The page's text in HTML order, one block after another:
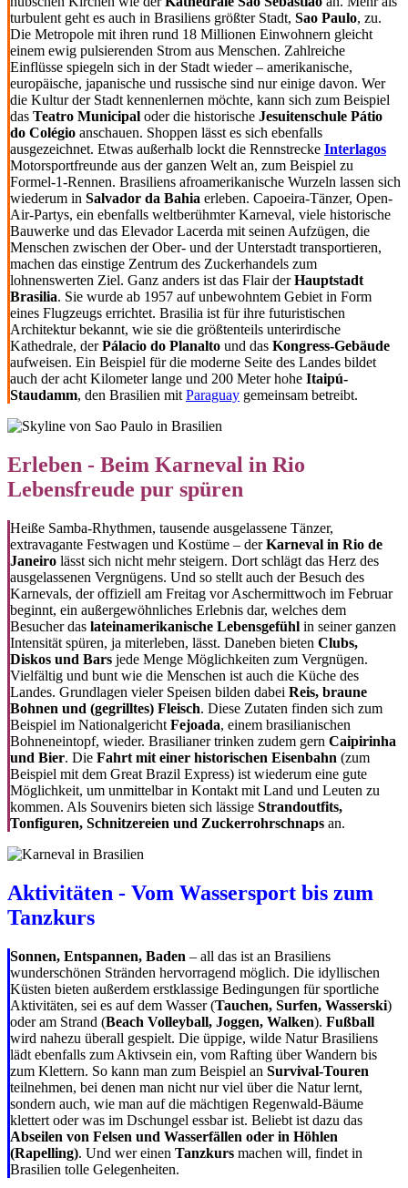
turbulent geht es auch in Brasiliens größter Stadt, Sao Paulo, zu.
Die Metropole mit ihren rund 18 Millionen Einwohnern gleicht
einem ewig pulsierenden Strom aus Menschen. Zahlreiche
Einflüsse spiegeln sich in der Stadt wieder – amerikanische,
europäische, japanische und russische sind nur einige davon. Wer
die Kultur der Stadt kennenlernen möchte, kann sich zum Beispiel
das Teatro Municipal oder die historische Jesuitenschule Pátio
do Colégio anschauen. Shoppen lässt es sich ebenfalls
ausgezeichnet. Etwas außerhalb lockt die Rennstrecke Interlagos
Motorsportfreunde aus der ganzen Welt an, zum Beispiel zu
Formel-1-Rennen. Brasiliens afroamerikanische Wurzeln lassen sich
wiederum in Salvador da Bahia erleben. Capoeira-Tänzer, Open-
Air-Partys, ein ebenfalls weltberühmter Karneval, viele historische
Bauwerke und das Elevador Lacerda mit seinen Aufzügen, die
Menschen zwischen der Ober- und der Unterstadt transportieren,
machen das einstige Zentrum des Zuckerhandels zum
lohnenswerten Ziel. Ganz anders ist das Flair derHauptstadt
Brasilia. Sie wurde ab 1957 auf unbewohntem Gebiet in Form
eines Flugzeugs errichtet. Brasilia ist für ihre futuristischen
Architektur bekannt, wie sie die größtenteils unterirdische
Kathedrale, derPálacio do Planalto und das Kongress-Gebäude
aufweisen. Ein Beispiel für die moderne Seite des Landes bildet
auch der acht Kilometer lange und 200 Meter hohe Itaipú-
Staudamm, den Brasilien mit Paraguay gemeinsam betreibt.
Erleben - Beim Karneval in Rio
Lebensfreude pur spüren
Heiße Samba-Rhythmen, tausende ausgelassene Tänzer,
extravagante Festwagen und Kostüme – derKarneval in Rio de
Janeiro lässt sich nicht mehr steigern. Dort schlägt das Herz des
ausgelassenen Vergnügens. Und so stellt auch der Besuch des
Karnevals, der offiziell am Freitag vor Aschermittwoch im Februar
beginnt, ein außergewöhnliches Erlebnis dar, welches dem
Besucher das lateinamerikanische Lebensgefühl in seiner ganzen
Intensität spüren, ja miterleben, lässt. Daneben bieten Clubs,
Diskos und Bars jede Menge Möglichkeiten zum Vergnügen.
Vielfältig und bunt wie die Menschen ist auch die Küche des
Landes. Grundlagen vieler Speisen bilden dabei Reis, braune
Bohnen und (gegrilltes) Fleisch. Diese Zutaten finden sich zum
Beispiel im Nationalgericht Fejoada, einem brasilianischen
Bohneneintopf, wieder. Brasilianer trinken zudem gern Caipirinha
und Bier. Die Fahrt mit einer historischen Eisenbahn (zum
Beispiel mit dem Great Brazil Express) ist wiederum eine gute
Möglichkeit, um unmittelbar in Kontakt mit Land und Leuten zu
kommen. Als Souvenirs bieten sich lässige Strandoutfits,
Tonfiguren, Schnitzereien und Zuckerrohrschnaps an.
Aktivitäten - Vom Wassersport bis zum
Tanzkurs
Sonnen, Entspannen, Baden – all das ist an Brasiliens
wunderschönen Stränden hervorragend möglich. Die idyllischen
Küsten bieten außerdem erstklassige Bedingungen für sportliche
Aktivitäten, sei es auf dem Wasser (Tauchen, Surfen, Wasserski)
oder am Strand (Beach Volleyball, Joggen, Walken). Fußball
wird nahezu überall gespielt. Die üppige, wilde Natur Brasiliens
lädt ebenfalls zum Aktivsein ein, vom Rafting über Wandern bis
zum Klettern. So kann man zum Beispiel an Survival-Touren
teilnehmen, bei denen man nicht nur viel über die Natur lernt,
sondern auch, wie man auf die mächtigen Regenwald-Bäume
klettert oder was im Dschungel essbar ist. Beliebt ist dazu das
Abseilen von Felsen und Wasserfällen oder in Höhlen
(Rapelling). Und wer einen Tanzkurs machen will, findet in
Brasilien tolle Gelegenheiten.